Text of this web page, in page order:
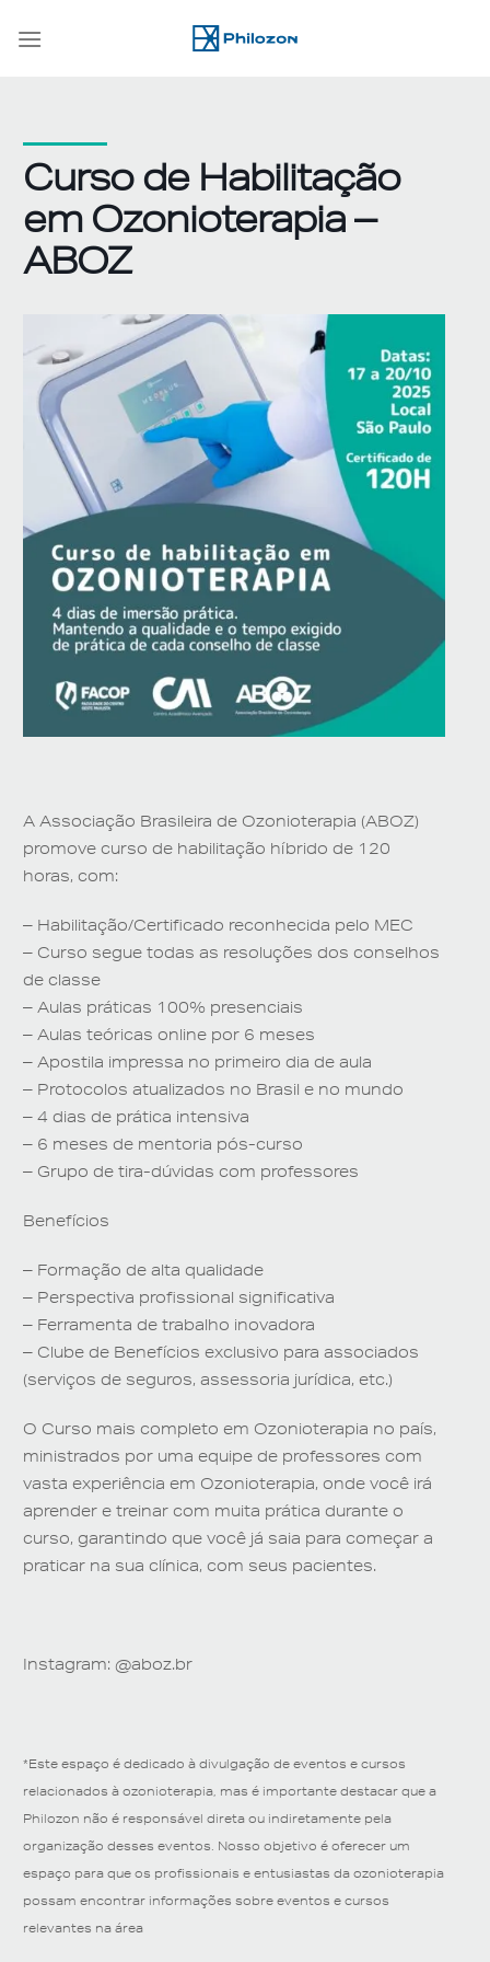
Curso de Habilitação
em Ozonioterapia –
ABOZ
A Associação Brasileira de Ozonioterapia (ABOZ)
promove curso de habilitação híbrido de 120
horas, com:
– Habilitação/Certificado reconhecida pelo MEC
– Curso segue todas as resoluções dos conselhos
de classe
– Aulas práticas 100% presenciais
– Aulas teóricas online por 6 meses
– Apostila impressa no primeiro dia de aula
– Protocolos atualizados no Brasil e no mundo
– 4 dias de prática intensiva
– 6 meses de mentoria pós-curso
– Grupo de tira-dúvidas com professores
Benefícios
– Formação de alta qualidade
– Perspectiva profissional significativa
– Ferramenta de trabalho inovadora
– Clube de Benefícios exclusivo para associados
(serviços de seguros, assessoria jurídica, etc.)
O Curso mais completo em Ozonioterapia no país,
ministrados por uma equipe de professores com
vasta experiência em Ozonioterapia, onde você irá
aprender e treinar com muita prática durante o
curso, garantindo que você já saia para começar a
praticar na sua clínica, com seus pacientes.
Instagram: @aboz.br
*Este espaço é dedicado à divulgação de eventos e cursos
relacionados à ozonioterapia, mas é importante destacar que a
Philozon não é responsável direta ou indiretamente pela
organização desses eventos. Nosso objetivo é oferecer um
espaço para que os profissionais e entusiastas da ozonioterapia
possam encontrar informações sobre eventos e cursos
relevantes na área